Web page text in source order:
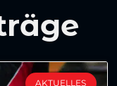
AKTUELLES